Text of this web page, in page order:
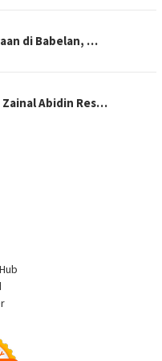
di Babelan, …
Zainal Abidin Res…